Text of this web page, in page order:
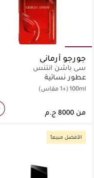
جورجو أرماني
سي باشن انتنس
عطور نسائية
100ml(+1 مقاس)
من
الأفضل مبيعاً